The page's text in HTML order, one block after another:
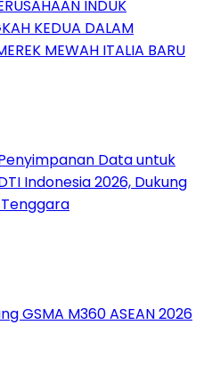
INDUK
KEDUA DALAM
MEWAH ITALIA BARU
Data untuk
Indonesia 2026, Dukung
GSMA M360 ASEAN 2026